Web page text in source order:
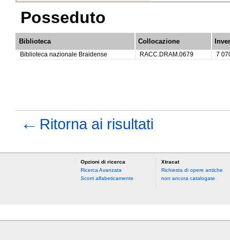
Posseduto
Biblioteca Collocazione
Biblioteca nazionale Braidense RACC.DRAM.0679 7
← Ritorna ai risultati
Opzioni di ricerca
Ricerca Avanzata
Scorri alfabeticamente
Xtracat
Richiesta di opere antiche
non ancora catalogate